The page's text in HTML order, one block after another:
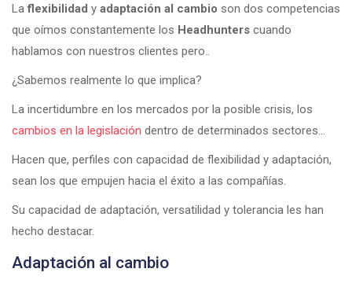
Laflexibilidad y adaptación al cambio son dos competencias
que oímos constantemente los Headhunters cuando
hablamos con nuestros clientes pero..
¿Sabemos realmente lo que implica?
La incertidumbre en los mercados por la posible crisis, los
cambios en la legislación dentro de determinados sectores…
Hacen que, perfiles con capacidad de flexibilidad y adaptación,
sean los que empujen hacia el éxito a las compañías.
Su capacidad de adaptación, versatilidad y tolerancia les han
hecho destacar.
Adaptación al cambio